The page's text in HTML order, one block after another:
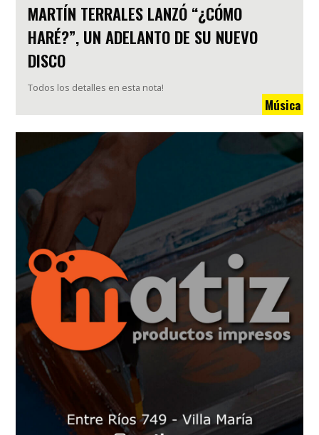
MARTÍN TERRALES LANZÓ “¿CÓMO
HARÉ?”, UN ADELANTO DE SU NUEVO
DISCO
Todos los detalles en esta nota!
Música